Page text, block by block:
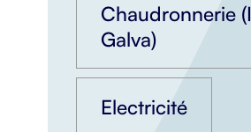
Chaudronnerie
Galva)
Electricité